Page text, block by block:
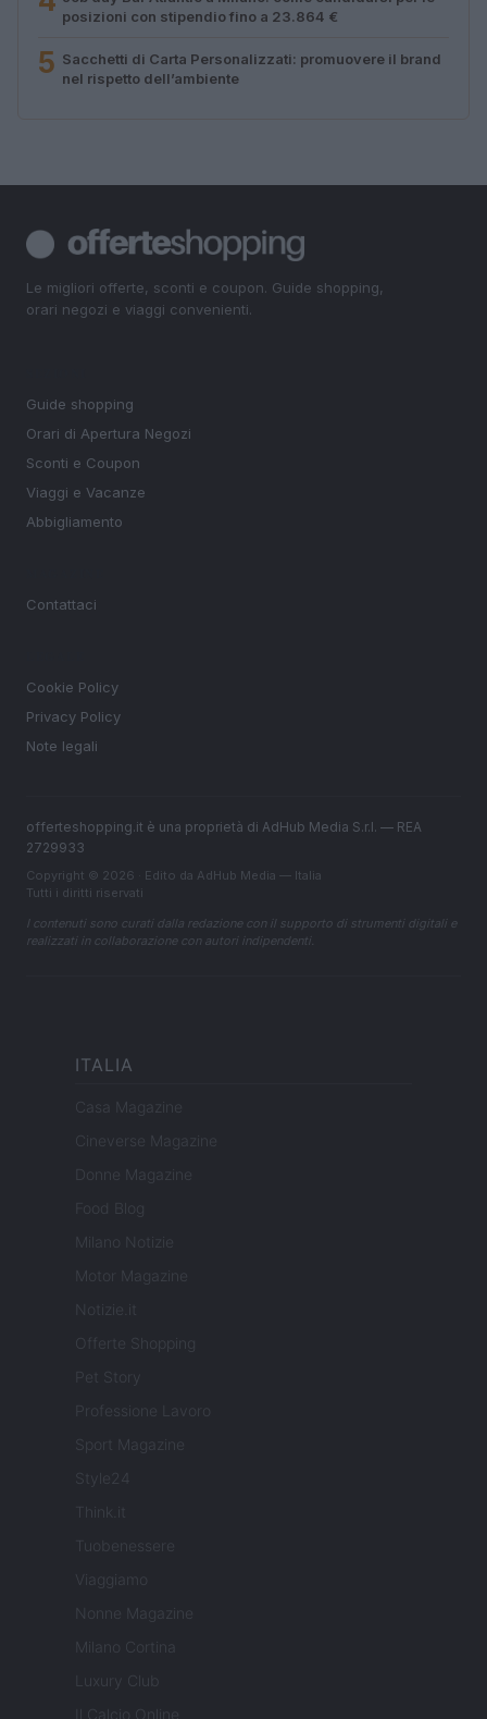
posizioni con stipendio fino a 23.864 €
5 Sacchetti di Carta Personalizzati: promuovere il brand
nel rispetto dell’ambiente
Le migliori offerte, sconti e coupon. Guide shopping,
orari negozi e viaggi convenienti.
Guide shopping
Orari di Apertura Negozi
Sconti e Coupon
Viaggi e Vacanze
Abbigliamento
Contattaci
Cookie Policy
Privacy Policy
Note legali
offerteshopping.it è una proprietà di AdHub Media S.r.l. — REA
2729933
Copyright © 2026 · Edito da AdHub Media — Italia
Tutti i diritti riservati
I contenuti sono curati dalla redazione con il supporto di strumenti digitali e
realizzati in collaborazione con autori indipendenti.
ITALIA
Casa Magazine
Cineverse Magazine
Donne Magazine
Food Blog
Milano Notizie
Motor Magazine
Notizie.it
Offerte Shopping
Pet Story
Professione Lavoro
Sport Magazine
Style24
Think.it
Tuobenessere
Viaggiamo
Nonne Magazine
Milano Cortina
Luxury Club
Il Calcio Online